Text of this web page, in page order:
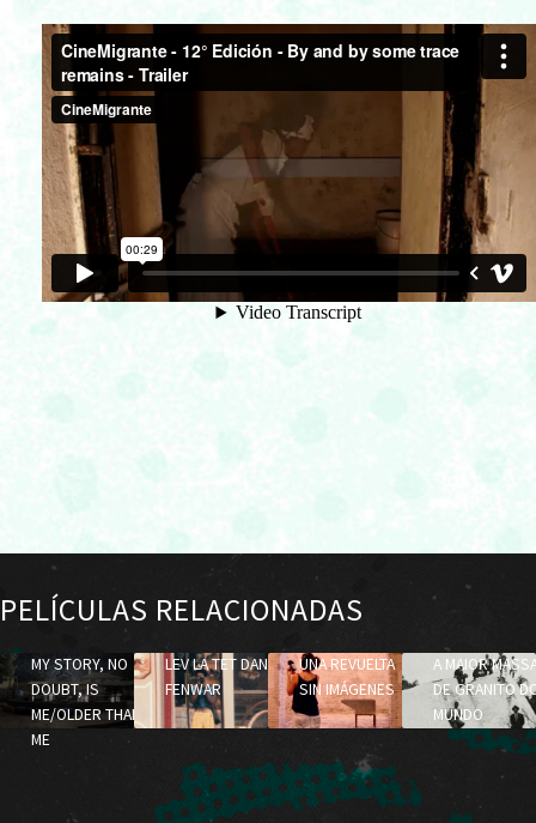
PELÍCULAS RELACIONADAS
MY STORY, NO
DOUBT, IS
ME/OLDER THAN
ME
LEV LA TET DANN
FENWAR
UNA REVUELTA
SIN IMÁGENES
A MAIOR
DE GRANITO
MUNDO